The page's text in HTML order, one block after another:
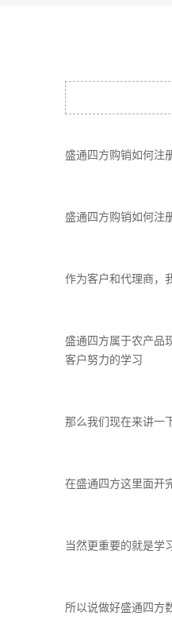
盛通四方购销如何注
盛通四方购销如何注
作为客户和代理商，
盛通四方属于农产品
客户努力的学习
那么我们现在来讲一
在盛通四方这里面开
当然更重要的就是学
所以说做好盛通四方